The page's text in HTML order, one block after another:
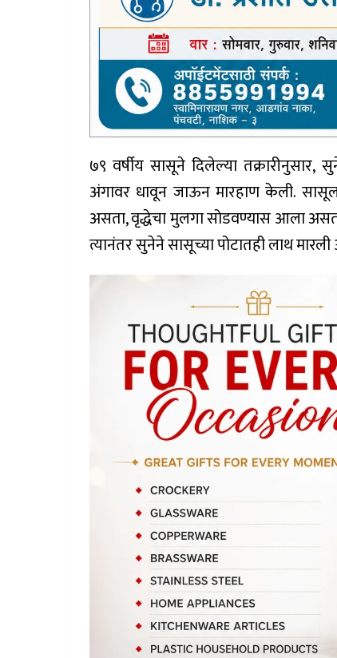
७९ वर्षीय सासूने दिलेल्या तक्रारीनुसार,
अंगावर धावून जाऊन मारहाण केली.
असता, वृद्धेचा मुलगा सोडवण्यास आला
त्यानंतर सुनेने सासूच्या पोटातही लाथ